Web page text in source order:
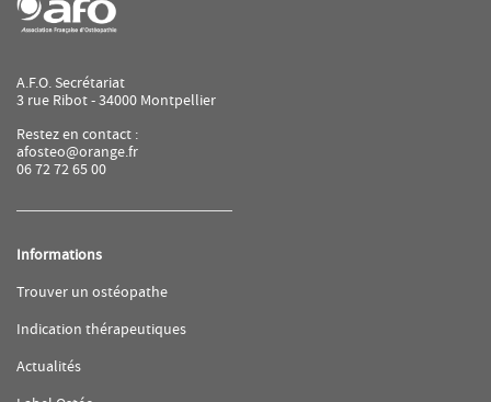
A.F.O. Secrétariat
3 rue Ribot - 34000 Montpellier
Restez en contact :
afosteo@orange.fr
06 72 72 65 00
Informations
Trouver un ostéopathe(ouvre
une
Indication thérapeutiques(ouvre
Actualités(ouvre